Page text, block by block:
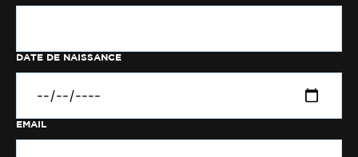
DATE DE NAISSANCE
EMAIL